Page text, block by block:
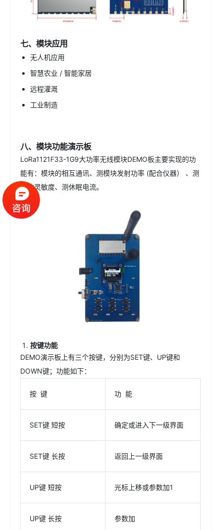
七、模块应用
无人机应用
智慧农业 / 智能家居
远程灌溉
工业制造
八、模块功能演示板
LoRa1121F33-1G9大功率无线模块DEMO板主要实现的功
能有：模块的相互通讯、测模块发射功率 (配合仪器） 、测
接收灵敏度、测休眠电流。
按键功能
DEMO演示板上有三个按键，分别为SET键、UP键和
DOWN键；功能如下：
按 键 功 能
SET键 短按 确定或进入下一级界面
SET键 长按 返回上一级界面
UP键 短按 光标上移或参数加1
UP键 长按 参数加